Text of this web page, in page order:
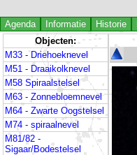
Agenda Informatie Historie
Objecten:
M33 - Driehoeknevel
M51 - Draaikolknevel
M58 Spiraalstelsel
M63 - Zonnebloemnevel
M64 - Zwarte Oogstelsel
M74 - spiraalnevel
M81/82 -
Sigaar/Bodestelsel